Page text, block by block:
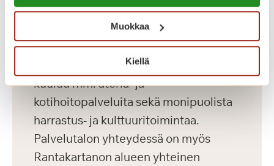
Muokkaa
Kiellä
sekä yhteisten tilojen käyttö.
Vesimaksu on 23,10 euroa henkilöltä
kuukaudessa ja sähkö 47,30 euroa
kuukaudessa. Palvelupaketteihin
kuuluu mm. ateria- ja
kotihoitopalveluita sekä monipuolista
harrastus- ja kulttuuritoimintaa.
Palvelutalon yhteydessä on myös
Rantakartanon alueen yhteinen